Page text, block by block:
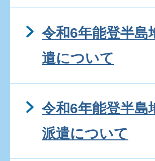
令和6年能登半島
遣について
令和6年能登半島
派遣について